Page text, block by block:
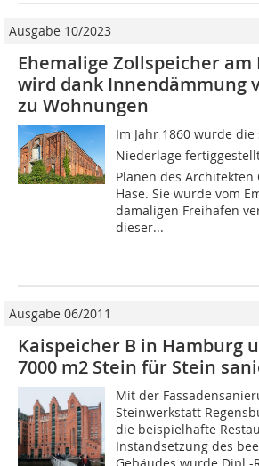
Ausgabe 10/2023
Ehemalige Zollspeicher am
wird dank Innendämmung
zu Wohnungen
Im Jahr 1860 wurde die
Niederlage
Plänen des Architekten
Hase. Sie wurde vom
damaligen Freihafen
dieser...
Ausgabe 06/2011
Kaispeicher B in Hamburg
7000 m2 Stein für Stein
Mit der
Steinwerkstatt
die beispielhafte
Instandsetzung des